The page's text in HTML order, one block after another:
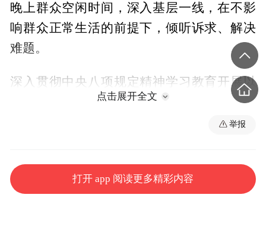
晚上群众空闲时间，深入基层一线，在不影
响群众正常生活的前提下，倾听诉求、解决
难题。
深入贯彻中央八项规定精神学习教育开展以
来，珠海推动“夜访”常态化、全覆盖，市、
区、镇街三级1000余名干部深入331个村（社
6月3日晚，香洲区委常委、统战部部长陈祥
瑞带着几名干部来到紫荆社区，围绕骑手关
点击展开全文
举报
打开 app 阅读更多精彩内容